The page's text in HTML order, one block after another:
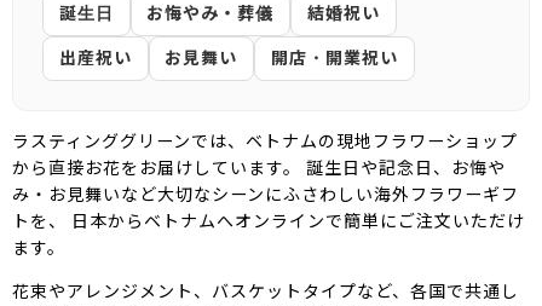
誕生日
お悔やみ・葬儀
結婚祝い
出産祝い
お見舞い 開店・開業祝い
ラスティンググリーンでは、ベトナムの現地フラワーショップ
から直接お花をお届けしています。 誕生日や記念日、お悔や
み・お見舞いなど大切なシーンにふさわしい海外フラワーギフ
トを、 日本からベトナムへオンラインで簡単にご注文いただけ
ます。
花束やアレンジメント、バスケットタイプなど、各国で共通し